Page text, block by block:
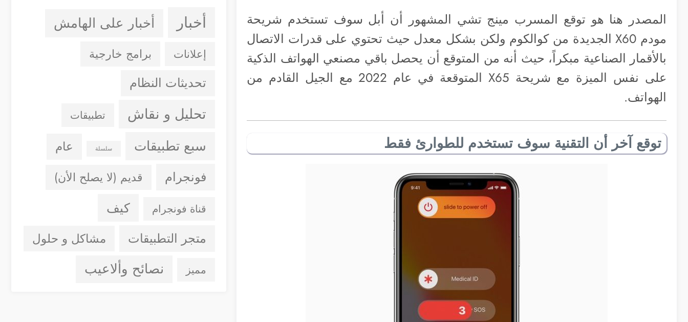
المصدر هنا هو توقع المسرب مينج تشي المشهور أن أبل سوف تستخدم شريحة
مودم X60 الجديدة من كوالكوم ولكن بشكل معدل حيث تحتوي على قدرات الاتصال
بالأقمار الصناعية مبكراً، حيث أنه من المتوقع أن يحصل باقي مصنعي الهواتف الذكية
على نفس الميزة مع شريحة X65 المتوقعة في عام 2022 مع الجيل القادم من
الهواتف.
توقع آخر أن التقنية سوف تستخدم للطوارئ فقط
أخبار أخبار على الهامش
إعلانات برامج خارجية
تحديثات النظام
تحليل و نقاش تطبيقات
سبع تطبيقات سلسلة عام
فونجرام قديم (لا يصلح الأن)
قناة فونجرام كيف
متجر التطبيقات مشاكل و حلول
مميز نصائح وألاعيب